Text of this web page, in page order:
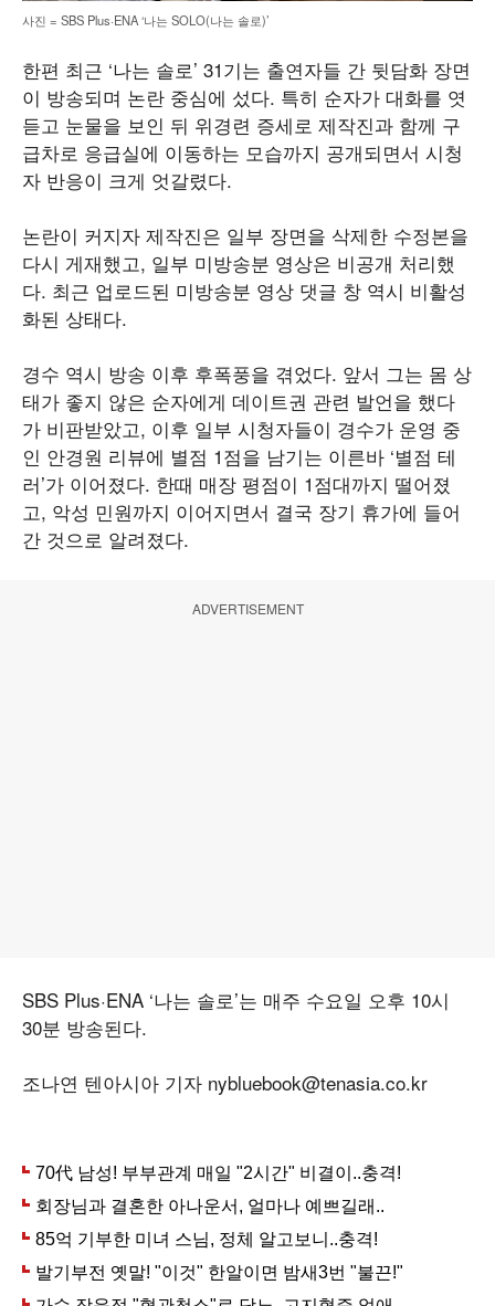
사진 = SBS Plus·ENA ‘나는 SOLO(나는 솔로)’
한편 최근 ‘나는 솔로’ 31기는 출연자들 간 뒷담화 장면
이 방송되며 논란 중심에 섰다. 특히 순자가 대화를 엿
듣고 눈물을 보인 뒤 위경련 증세로 제작진과 함께 구
급차로 응급실에 이동하는 모습까지 공개되면서 시청
자 반응이 크게 엇갈렸다.
논란이 커지자 제작진은 일부 장면을 삭제한 수정본을
다시 게재했고, 일부 미방송분 영상은 비공개 처리했
다. 최근 업로드된 미방송분 영상 댓글 창 역시 비활성
화된 상태다.
경수 역시 방송 이후 후폭풍을 겪었다. 앞서 그는 몸 상
태가 좋지 않은 순자에게 데이트권 관련 발언을 했다
가 비판받았고, 이후 일부 시청자들이 경수가 운영 중
인 안경원 리뷰에 별점 1점을 남기는 이른바 ‘별점 테
러’가 이어졌다. 한때 매장 평점이 1점대까지 떨어졌
고, 악성 민원까지 이어지면서 결국 장기 휴가에 들어
간 것으로 알려졌다.
ADVERTISEMENT
SBS Plus·ENA ‘나는 솔로’는 매주 수요일 오후 10시
30분 방송된다.
조나연 텐아시아 기자 nybluebook@tenasia.co.kr